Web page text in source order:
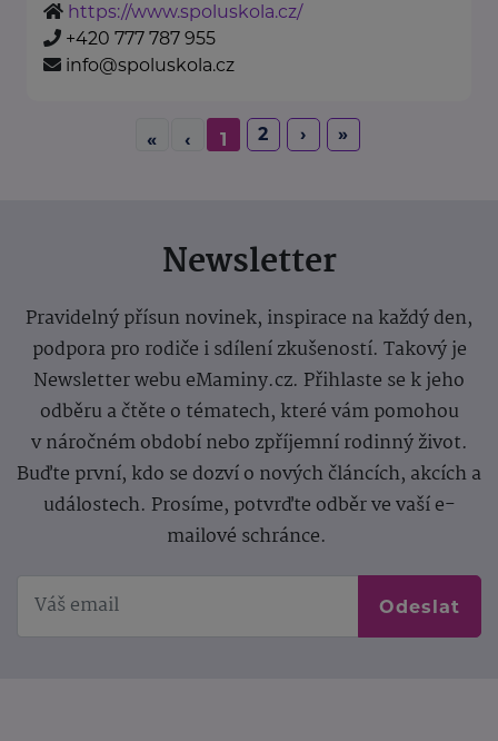
https://www.spoluskola.cz/
+420 777 787 955
info@spoluskola.cz
« ‹ 1 2 › »
Newsletter
Pravidelný přísun novinek, inspirace na každý den,
podpora pro rodiče i sdílení zkušeností. Takový je
Newsletter webu eMaminy.cz. Přihlaste se k jeho
odběru a čtěte o tématech, které vám pomohou
v náročném období nebo zpříjemní rodinný život.
Buďte první, kdo se dozví o nových článcích, akcích a
událostech. Prosíme, potvrďte odběr ve vaší e-
mailové schránce.
Odeslat